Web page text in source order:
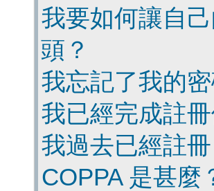
我要如何讓自
頭？
我忘記了我的密
我已經完成註
我過去已經註
COPPA 是甚麼